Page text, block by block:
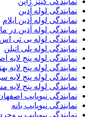
نمایندگی لوله آذین
نمایندگی لوله آذین ایلام
نمایندگی لوله آذین در
نمایندگی لوله بی تی اس
نمایندگی لوله پلی اتیلن
نمایندگی لوله پنج لایه
نمایندگی لوله پنج لایه
نمایندگی لوله پنج لایه
نمایندگی لوله پنج لایه
نمایندگی نیوپایپ
نمایندگی نیوپایپ بانه
نمایندگی نیوپایپ بروجرد